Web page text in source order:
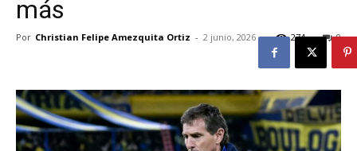
más
Por Christian Felipe Amezquita Ortiz - 2 junio, 2026 0
274